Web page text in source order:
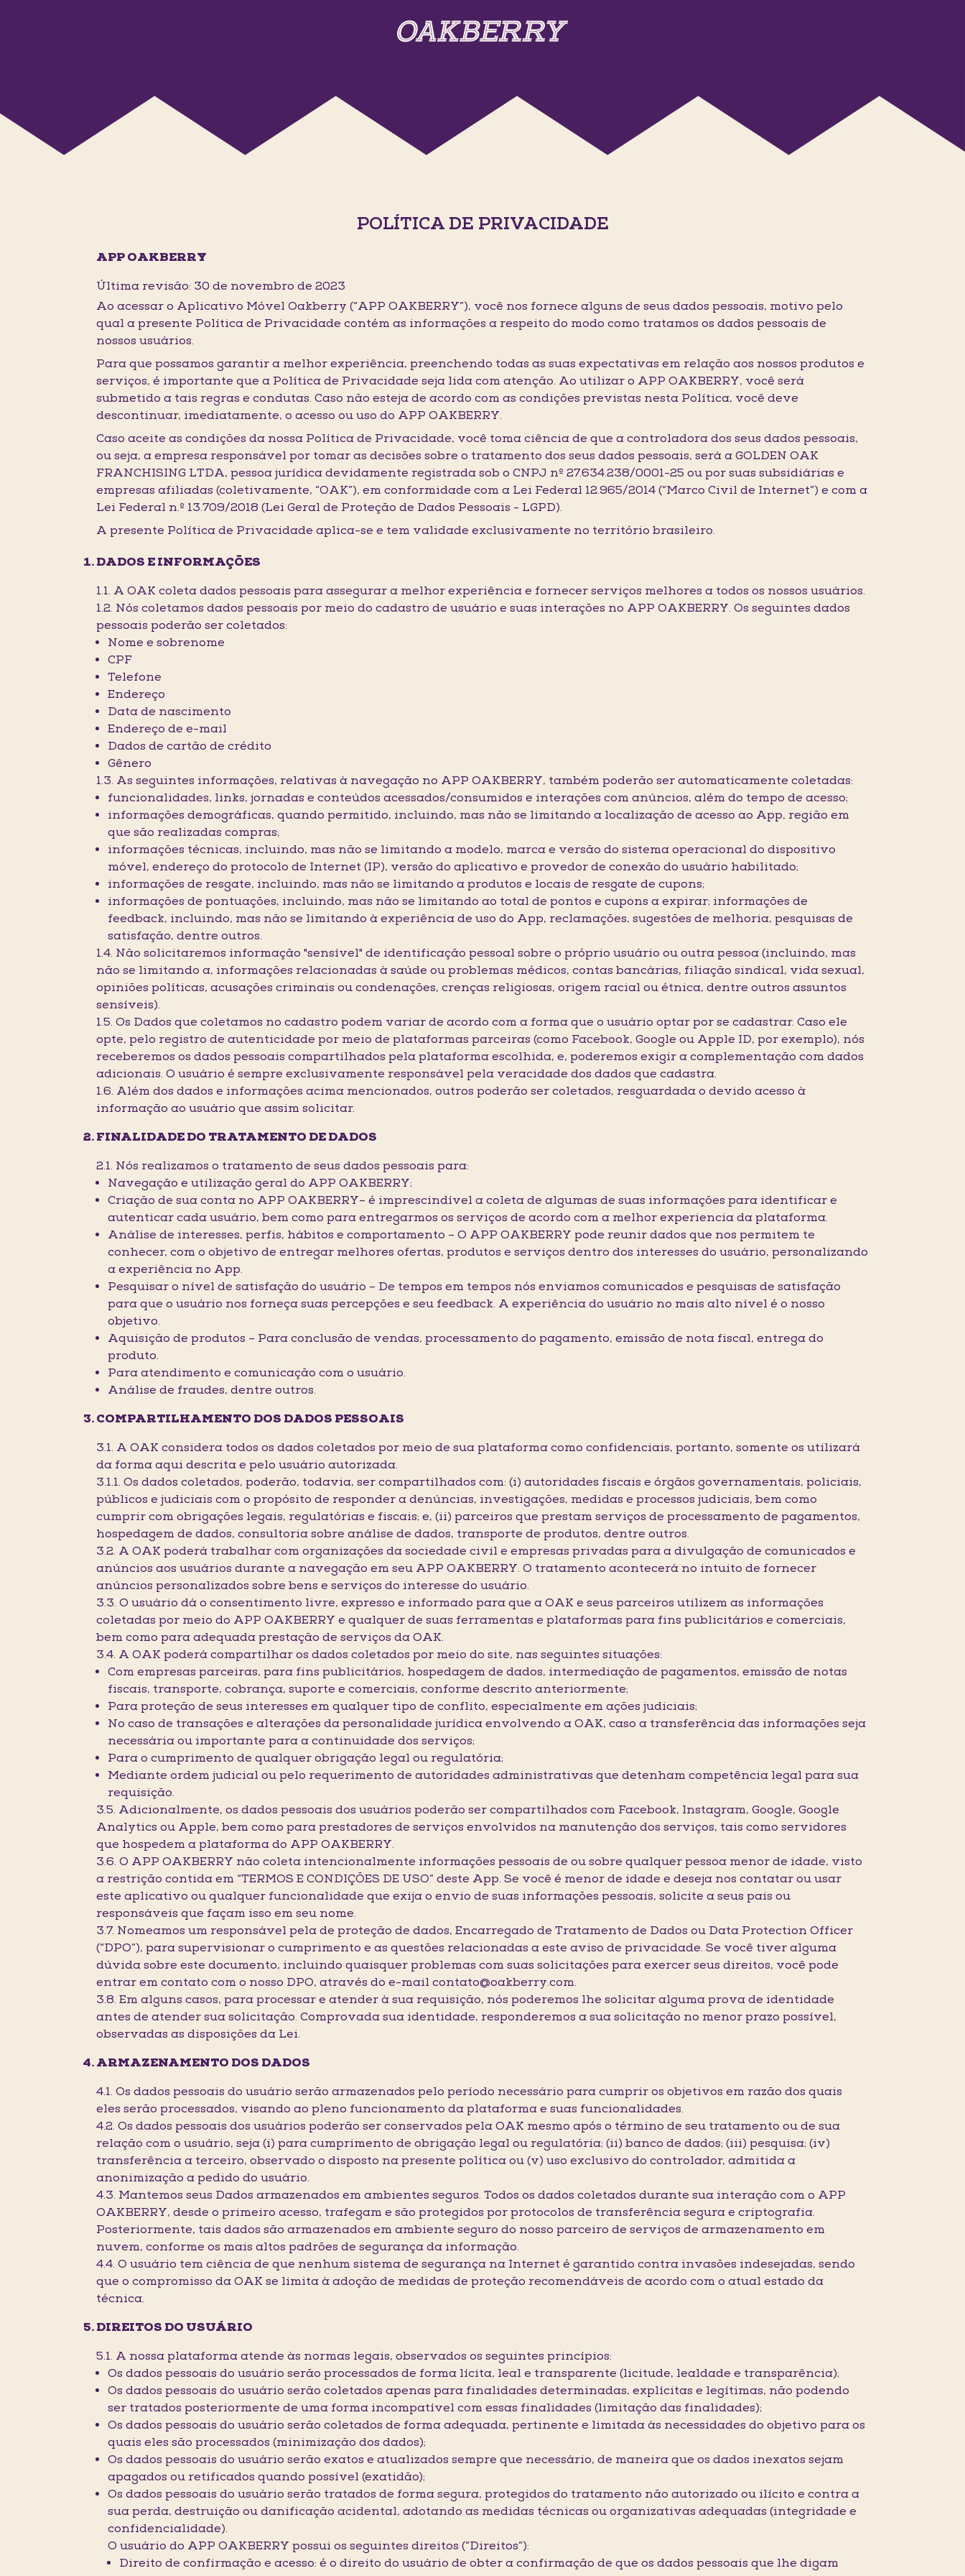
POLÍTICA DE PRIVACIDADE
APP OAKBERRY
Última revisão: 30 de novembro de 2023
Ao acessar o Aplicativo Móvel Oakberry (“APP OAKBERRY”), você nos fornece alguns de seus dados pessoais, motivo pelo
qual a presente Política de Privacidade contém as informações a respeito do modo como tratamos os dados pessoais de
nossos usuários.
Para que possamos garantir a melhor experiência, preenchendo todas as suas expectativas em relação aos nossos produtos e
serviços, é importante que a Política de Privacidade seja lida com atenção. Ao utilizar o APP OAKBERRY, você será
submetido a tais regras e condutas. Caso não esteja de acordo com as condições previstas nesta Política, você deve
descontinuar, imediatamente, o acesso ou uso do APP OAKBERRY.
Caso aceite as condições da nossa Política de Privacidade, você toma ciência de que a controladora dos seus dados pessoais,
ou seja, a empresa responsável por tomar as decisões sobre o tratamento dos seus dados pessoais, será a GOLDEN OAK
FRANCHISING LTDA, pessoa jurídica devidamente registrada sob o CNPJ nº 27.634.238/0001-25 ou por suas subsidiárias e
empresas afiliadas (coletivamente, “OAK”), em conformidade com a Lei Federal 12.965/2014 (“Marco Civil de Internet”) e com a
Lei Federal n.º 13.709/2018 (Lei Geral de Proteção de Dados Pessoais - LGPD).
A presente Política de Privacidade aplica-se e tem validade exclusivamente no território brasileiro.
DADOS E INFORMAÇÕES
1.1. A OAK coleta dados pessoais para assegurar a melhor experiência e fornecer serviços melhores a todos os nossos usuários.
1.2. Nós coletamos dados pessoais por meio do cadastro de usuário e suas interações no APP OAKBERRY. Os seguintes dados
pessoais poderão ser coletados:
Nome e sobrenome
CPF
Telefone
Endereço
Data de nascimento
Endereço de e-mail
Dados de cartão de crédito
Gênero
1.3. As seguintes informações, relativas à navegação no APP OAKBERRY, também poderão ser automaticamente coletadas:
funcionalidades, links, jornadas e conteúdos acessados/consumidos e interações com anúncios, além do tempo de acesso;
informações demográficas, quando permitido, incluindo, mas não se limitando a localização de acesso ao App, região em
que são realizadas compras;
informações técnicas, incluindo, mas não se limitando a modelo, marca e versão do sistema operacional do dispositivo
móvel, endereço do protocolo de Internet (IP), versão do aplicativo e provedor de conexão do usuário habilitado;
informações de resgate, incluindo, mas não se limitando a produtos e locais de resgate de cupons;
informações de pontuações, incluindo, mas não se limitando ao total de pontos e cupons a expirar; informações de
feedback, incluindo, mas não se limitando à experiência de uso do App, reclamações, sugestões de melhoria, pesquisas de
satisfação, dentre outros.
1.4. Não solicitaremos informação "sensível" de identificação pessoal sobre o próprio usuário ou outra pessoa (incluindo, mas
não se limitando a, informações relacionadas à saúde ou problemas médicos, contas bancárias, filiação sindical, vida sexual,
opiniões políticas, acusações criminais ou condenações, crenças religiosas, origem racial ou étnica, dentre outros assuntos
sensíveis).
1.5. Os Dados que coletamos no cadastro podem variar de acordo com a forma que o usuário optar por se cadastrar. Caso ele
opte, pelo registro de autenticidade por meio de plataformas parceiras (como Facebook, Google ou Apple ID, por exemplo), nós
receberemos os dados pessoais compartilhados pela plataforma escolhida, e, poderemos exigir a complementação com dados
adicionais. O usuário é sempre exclusivamente responsável pela veracidade dos dados que cadastra.
1.6. Além dos dados e informações acima mencionados, outros poderão ser coletados, resguardada o devido acesso à
informação ao usuário que assim solicitar.
FINALIDADE DO TRATAMENTO DE DADOS
2.1. Nós realizamos o tratamento de seus dados pessoais para:
Navegação e utilização geral do APP OAKBERRY;
Criação de sua conta no APP OAKBERRY– é imprescindível a coleta de algumas de suas informações para identificar e
autenticar cada usuário, bem como para entregarmos os serviços de acordo com a melhor experiencia da plataforma.
Análise de interesses, perfis, hábitos e comportamento – O APP OAKBERRY pode reunir dados que nos permitem te
conhecer, com o objetivo de entregar melhores ofertas, produtos e serviços dentro dos interesses do usuário, personalizando
a experiência no App.
Pesquisar o nível de satisfação do usuário – De tempos em tempos nós enviamos comunicados e pesquisas de satisfação
para que o usuário nos forneça suas percepções e seu feedback. A experiência do usuário no mais alto nível é o nosso
objetivo.
Aquisição de produtos – Para conclusão de vendas, processamento do pagamento, emissão de nota fiscal, entrega do
produto.
Para atendimento e comunicação com o usuário.
Análise de fraudes, dentre outros.
COMPARTILHAMENTO DOS DADOS PESSOAIS
3.1. A OAK considera todos os dados coletados por meio de sua plataforma como confidenciais, portanto, somente os utilizará
da forma aqui descrita e pelo usuário autorizada.
3.1.1. Os dados coletados, poderão, todavia, ser compartilhados com: (i) autoridades fiscais e órgãos governamentais, policiais,
públicos e judiciais com o propósito de responder a denúncias, investigações, medidas e processos judiciais, bem como
cumprir com obrigações legais, regulatórias e fiscais; e, (ii) parceiros que prestam serviços de processamento de pagamentos,
hospedagem de dados, consultoria sobre análise de dados, transporte de produtos, dentre outros.
3.2. A OAK poderá trabalhar com organizações da sociedade civil e empresas privadas para a divulgação de comunicados e
anúncios aos usuários durante a navegação em seu APP OAKBERRY. O tratamento acontecerá no intuito de fornecer
anúncios personalizados sobre bens e serviços do interesse do usuário.
3.3. O usuário dá o consentimento livre, expresso e informado para que a OAK e seus parceiros utilizem as informações
coletadas por meio do APP OAKBERRY e qualquer de suas ferramentas e plataformas para fins publicitários e comerciais,
bem como para adequada prestação de serviços da OAK.
3.4. A OAK poderá compartilhar os dados coletados por meio do site, nas seguintes situações:
Com empresas parceiras, para fins publicitários, hospedagem de dados, intermediação de pagamentos, emissão de notas
fiscais, transporte, cobrança, suporte e comerciais, conforme descrito anteriormente;
Para proteção de seus interesses em qualquer tipo de conflito, especialmente em ações judiciais;
No caso de transações e alterações da personalidade jurídica envolvendo a OAK, caso a transferência das informações seja
necessária ou importante para a continuidade dos serviços;
Para o cumprimento de qualquer obrigação legal ou regulatória;
Mediante ordem judicial ou pelo requerimento de autoridades administrativas que detenham competência legal para sua
requisição.
3.5. Adicionalmente, os dados pessoais dos usuários poderão ser compartilhados com Facebook, Instagram, Google, Google
Analytics ou Apple, bem como para prestadores de serviços envolvidos na manutenção dos serviços, tais como servidores
que hospedem a plataforma do APP OAKBERRY.
3.6. O APP OAKBERRY não coleta intencionalmente informações pessoais de ou sobre qualquer pessoa menor de idade, visto
a restrição contida em “TERMOS E CONDIÇÕES DE USO” deste App. Se você é menor de idade e deseja nos contatar ou usar
este aplicativo ou qualquer funcionalidade que exija o envio de suas informações pessoais, solicite a seus pais ou
responsáveis que façam isso em seu nome.
3.7. Nomeamos um responsável pela de proteção de dados, Encarregado de Tratamento de Dados ou Data Protection Officer
(“DPO”), para supervisionar o cumprimento e as questões relacionadas a este aviso de privacidade. Se você tiver alguma
dúvida sobre este documento, incluindo quaisquer problemas com suas solicitações para exercer seus direitos, você pode
entrar em contato com o nosso DPO, através do e-mail contato@oakberry.com.
3.8. Em alguns casos, para processar e atender à sua requisição, nós poderemos lhe solicitar alguma prova de identidade
antes de atender sua solicitação. Comprovada sua identidade, responderemos a sua solicitação no menor prazo possível,
observadas as disposições da Lei.
ARMAZENAMENTO DOS DADOS
4.1. Os dados pessoais do usuário serão armazenados pelo período necessário para cumprir os objetivos em razão dos quais
eles serão processados, visando ao pleno funcionamento da plataforma e suas funcionalidades.
4.2. Os dados pessoais dos usuários poderão ser conservados pela OAK mesmo após o término de seu tratamento ou de sua
relação com o usuário, seja (i) para cumprimento de obrigação legal ou regulatória; (ii) banco de dados; (iii) pesquisa; (iv)
transferência a terceiro, observado o disposto na presente política ou (v) uso exclusivo do controlador, admitida a
anonimização a pedido do usuário.
4.3. Mantemos seus Dados armazenados em ambientes seguros. Todos os dados coletados durante sua interação com o APP
OAKBERRY, desde o primeiro acesso, trafegam e são protegidos por protocolos de transferência segura e criptografia.
Posteriormente, tais dados são armazenados em ambiente seguro do nosso parceiro de serviços de armazenamento em
nuvem, conforme os mais altos padrões de segurança da informação.
4.4. O usuário tem ciência de que nenhum sistema de segurança na Internet é garantido contra invasões indesejadas, sendo
que o compromisso da OAK se limita à adoção de medidas de proteção recomendáveis de acordo com o atual estado da
técnica.
DIREITOS DO USUÁRIO
5.1. A nossa plataforma atende às normas legais, observados os seguintes princípios:
Os dados pessoais do usuário serão processados de forma lícita, leal e transparente (licitude, lealdade e transparência);
Os dados pessoais do usuário serão coletados apenas para finalidades determinadas, explícitas e legítimas, não podendo
ser tratados posteriormente de uma forma incompatível com essas finalidades (limitação das finalidades);
Os dados pessoais do usuário serão coletados de forma adequada, pertinente e limitada às necessidades do objetivo para os
quais eles são processados (minimização dos dados);
Os dados pessoais do usuário serão exatos e atualizados sempre que necessário, de maneira que os dados inexatos sejam
apagados ou retificados quando possível (exatidão);
Os dados pessoais do usuário serão tratados de forma segura, protegidos do tratamento não autorizado ou ilícito e contra a
sua perda, destruição ou danificação acidental, adotando as medidas técnicas ou organizativas adequadas (integridade e
confidencialidade).
O usuário do APP OAKBERRY possui os seguintes direitos (“Direitos”):
Direito de confirmação e acesso: é o direito do usuário de obter a confirmação de que os dados pessoais que lhe digam